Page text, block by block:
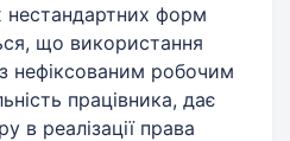
нестандартних форм
що використання
нефіксованим робочим
працівника, дає
в реалізації права